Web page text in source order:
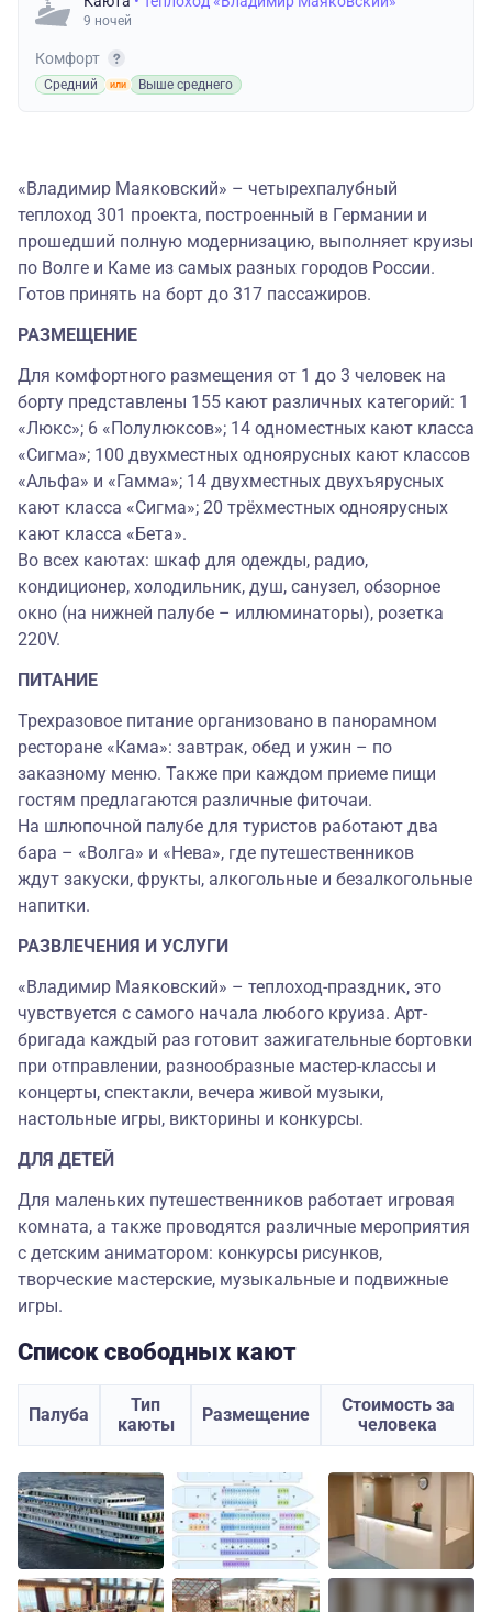
9 ночей
Комфорт
Средний Выше среднего
«Владимир Маяковский» – четырехпалубный
теплоход 301 проекта, построенный в Германии и
прошедший полную модернизацию, выполняет круизы
по Волге и Каме из самых разных городов России.
Готов принять на борт до 317 пассажиров.
РАЗМЕЩЕНИЕ
Для комфортного размещения от 1 до 3 человек на
борту представлены 155 кают различных категорий: 1
«Люкс»; 6 «Полулюксов»; 14 одноместных кают класса
«Сигма»; 100 двухместных одноярусных кают классов
«Альфа» и «Гамма»; 14 двухместных двухъярусных
кают класса «Сигма»; 20 трёхместных одноярусных
кают класса «Бета».
Во всех каютах: шкаф для одежды, радио,
кондиционер, холодильник, душ, санузел, обзорное
окно (на нижней палубе – иллюминаторы), розетка
220V.
ПИТАНИЕ
Трехразовое питание организовано в панорамном
ресторане «Кама»: завтрак, обед и ужин – по
заказному меню. Также при каждом приеме пищи
гостям предлагаются различные фиточаи.
На шлюпочной палубе для туристов работают два
бара – «Волга» и «Нева», где путешественников
ждут закуски, фрукты, алкогольные и безалкогольные
напитки.
РАЗВЛЕЧЕНИЯ И УСЛУГИ
«Владимир Маяковский» – теплоход-праздник, это
чувствуется с самого начала любого круиза. Арт-
бригада каждый раз готовит зажигательные бортовки
при отправлении, разнообразные мастер-классы и
концерты, спектакли, вечера живой музыки,
настольные игры, викторины и конкурсы.
ДЛЯ ДЕТЕЙ
Для маленьких путешественников работает игровая
комната, а также проводятся различные мероприятия
с детским аниматором: конкурсы рисунков,
творческие мастерские, музыкальные и подвижные
игры.
Список свободных кают
Палуба
Тип
каюты
Размещение
Стоимость за
человека